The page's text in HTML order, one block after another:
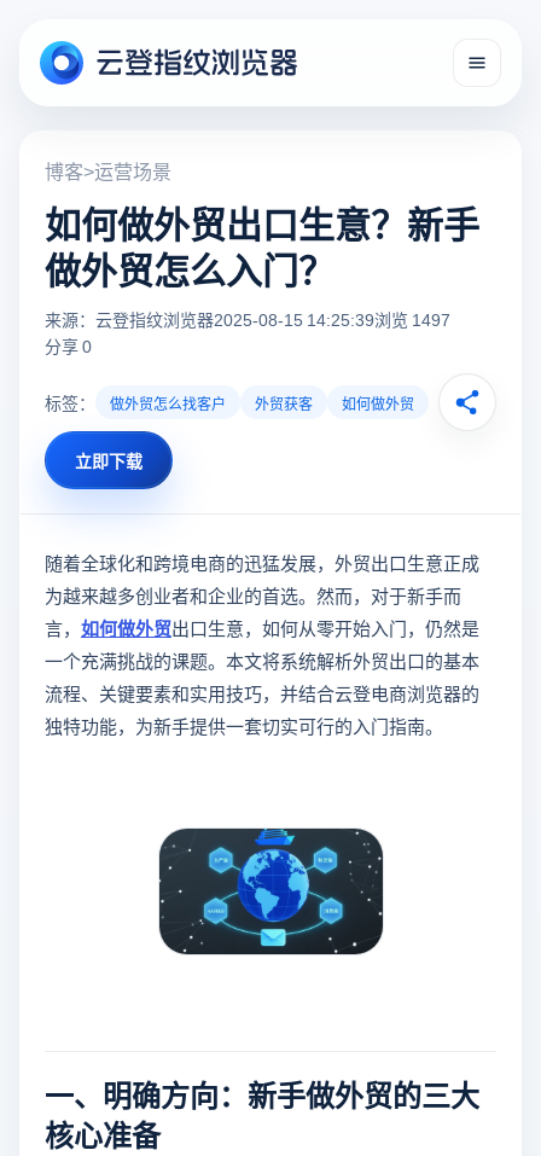
博客>运营场景
如何做外贸出口生意？新手
做外贸怎么入门？
来源：云登指纹浏览器2025-08-15 14:25:39浏览 1497
分享 0
标签： 做外贸怎么找客户 外贸获客 如何做外贸
立即下载
随着全球化和跨境电商的迅猛发展，外贸出口生意正成
为越来越多创业者和企业的首选。然而，对于新手而
言， 如何做外贸出口生意，如何从零开始入门，仍然是
一个充满挑战的课题。本文将系统解析外贸出口的基本
流程、关键要素和实用技巧，并结合云登电商浏览器的
独特功能，为新手提供一套切实可行的入门指南。
一、明确方向：新手做外贸的三大
核心准备